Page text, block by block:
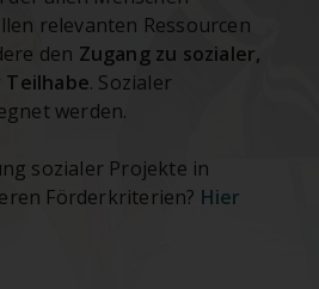
relevanten Ressourcen
den Zugang zu sozialer,
. Sozialer
werden.
sozialer Projekte in
Förderkriterien? Hier